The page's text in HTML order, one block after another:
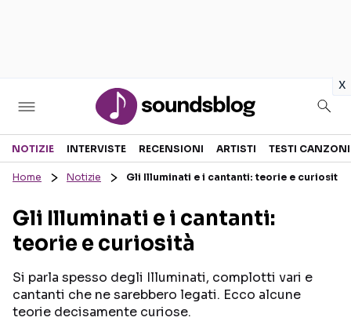
x
Sezioni
RECENSIONI MUSICALI
INTERVISTE
GOSSIP E CURIOSITÀ
TESTI CANZONI
TOUR ED EVENTI
TALENT SHOW
NOTIZIE INTERVISTE RECENSIONI ARTISTI TESTI CANZONI
Home Notizie Gli Illuminati e i cantanti: teorie e curiosità
Gli Illuminati e i cantanti:
teorie e curiosità
Si parla spesso degli Illuminati, complotti vari e
cantanti che ne sarebbero legati. Ecco alcune
teorie decisamente curiose.